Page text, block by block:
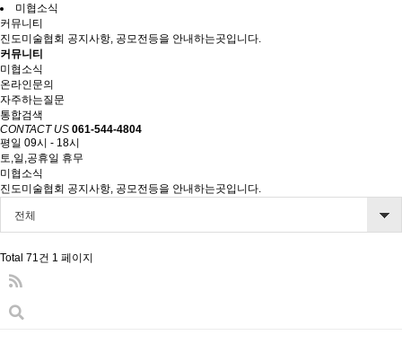
미협소식
커뮤니티
진도미술협회 공지사항, 공모전등을 안내하는곳입니다.
커뮤니티
미협소식
온라인문의
자주하는질문
통합검색
CONTACT US 061-544-4804
평일 09시 - 18시
토,일,공휴일 휴무
미협소식
진도미술협회 공지사항, 공모전등을 안내하는곳입니다.
전체
Total 71건 1 페이지